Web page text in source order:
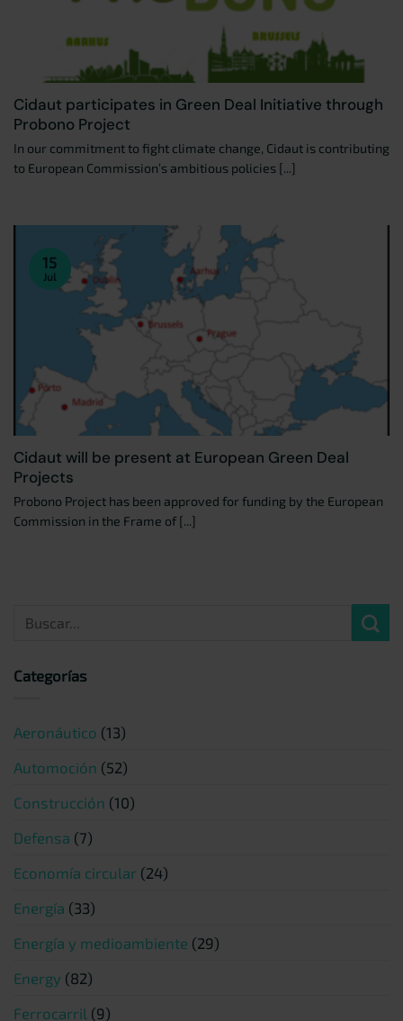
Cidaut participates in Green Deal Initiative through
Probono Project
In our commitment to fight climate change, Cidaut is contributing
to European Commission’s ambitious policies [...]
Cidaut will be present at European Green Deal
Projects
Probono Project has been approved for funding by the European
Commission in the Frame of [...]
15
Jul
Categorías
Aeronáutico (13)
Automoción (52)
Construcción (10)
Defensa (7)
Economía circular (24)
Energía (33)
Energía y medioambiente (29)
Energy (82)
Ferrocarril (9)